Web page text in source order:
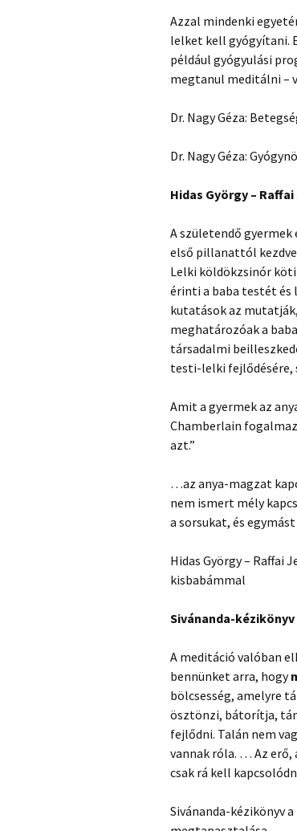
Azzal mindenki
lelket kell gyógyítani.
például gyógyulási
megtanul meditálni –
Dr. Nagy Géza:
Dr. Nagy Géza:
Hidas György –
A születendő gyermek
első pillanattól
Lelki köldökzsinór köti
érinti a baba testét és
kutatások az
meghatározóak a
társadalmi
testi-lelki fejlődésére,
Amit a gyermek az
Chamberlain
azt.”
…az anya-magzat
nem ismert mély
a sorsukat, és
Hidas György – Raffai
kisbabámmal
Sivánanda-
A meditáció valóban
bennünket arra, hogy
bölcsesség, amelyre
ösztönzi, bátorítja,
fejlődni. Talán nem
vannak róla. … Az erő,
csak rá kell
Sivánanda-kézikönyv